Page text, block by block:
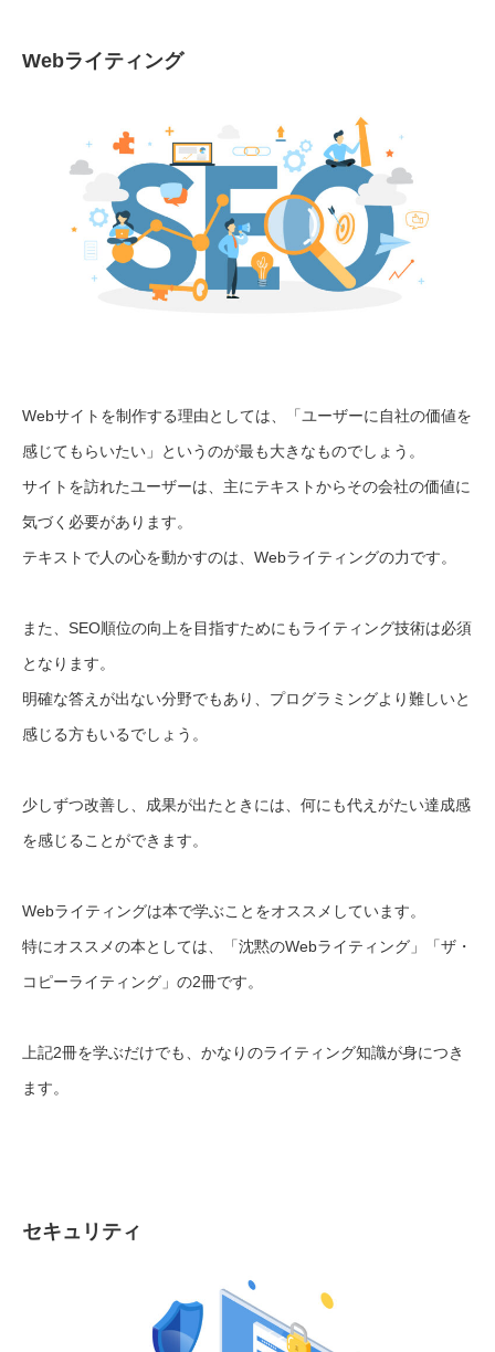
Webライティング
Webサイトを制作する理由としては、「ユーザーに自社の価値を
感じてもらいたい」というのが最も大きなものでしょう。
サイトを訪れたユーザーは、主にテキストからその会社の価値に
気づく必要があります。
テキストで人の心を動かすのは、Webライティングの力です。
また、SEO順位の向上を目指すためにもライティング技術は必須
となります。
明確な答えが出ない分野でもあり、プログラミングより難しいと
感じる方もいるでしょう。
少しずつ改善し、成果が出たときには、何にも代えがたい達成感
を感じることができます。
Webライティングは本で学ぶことをオススメしています。
特にオススメの本としては、「沈黙のWebライティング」「ザ・
コピーライティング」の2冊です。
上記2冊を学ぶだけでも、かなりのライティング知識が身につき
ます。
セキュリティ